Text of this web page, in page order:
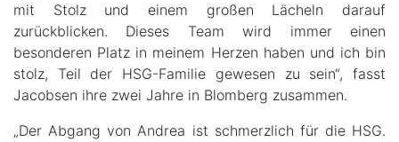
mit Stolz und einem großen Lächeln darauf
zurückblicken. Dieses Team wird immer einen
besonderen Platz in meinem Herzen haben und ich bin
stolz, Teil der HSG-Familie gewesen zu sein“, fasst
Jacobsen ihre zwei Jahre in Blomberg zusammen.
„Der Abgang von Andrea ist schmerzlich für die HSG.